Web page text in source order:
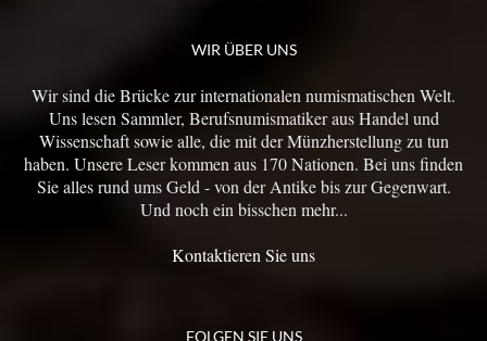
WIR ÜBER UNS
Wir sind die Brücke zur internationalen numismatischen Welt.
Uns lesen Sammler, Berufsnumismatiker aus Handel und
Wissenschaft sowie alle, die mit der Münzherstellung zu tun
haben. Unsere Leser kommen aus 170 Nationen. Bei uns finden
Sie alles rund ums Geld - von der Antike bis zur Gegenwart.
Und noch ein bisschen mehr...
Kontaktieren Sie uns
FOLGEN SIE UNS